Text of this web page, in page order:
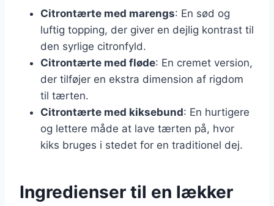
Citrontærte med marengs: En sød og
luftig topping, der giver en dejlig kontrast til
den syrlige citronfyld.
Citrontærte med fløde: En cremet version,
der tilføjer en ekstra dimension af rigdom
til tærten.
Citrontærte med kiksebund: En hurtigere
og lettere måde at lave tærten på, hvor
kiks bruges i stedet for en traditionel dej.
Ingredienser til en lækker